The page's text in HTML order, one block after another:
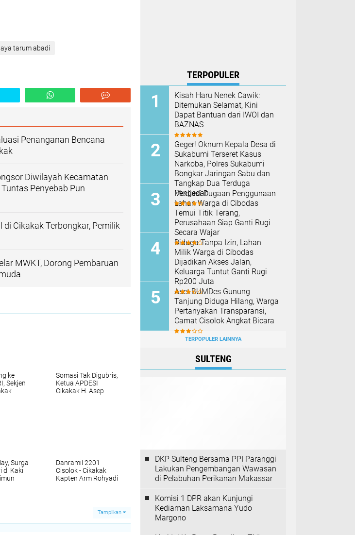
tarum abadi
Penanganan Bencana
Diwilayah Kecamatan
Penyebab Pun
Cikakak Terbongkar, Pemilik
MWKT, Dorong Pembaruan
ke
Sekjen
Somasi Tak Digubris,
Ketua APDESI
Cikakak H. Asep
Surga
di Kaki
Danramil 2201
Cisolok - Cikakak
Kapten Arm Rohyadi
Tampilkan
TERPOPULER
Kisah Haru Nenek Cawik:
Ditemukan Selamat, Kini
Dapat Bantuan dari IWOI dan
BAZNAS
Geger! Oknum Kepala Desa di
Sukabumi Terseret Kasus
Narkoba, Polres Sukabumi
Bongkar Jaringan Sabu dan
Tangkap Dua Terduga
Pengedar
Mediasi Dugaan Penggunaan
Lahan Warga di Cibodas
Temui Titik Terang,
Perusahaan Siap Ganti Rugi
Secara Wajar
Diduga Tanpa Izin, Lahan
Milik Warga di Cibodas
Dijadikan Akses Jalan,
Keluarga Tuntut Ganti Rugi
Rp200 Juta
Aset BUMDes Gunung
Tanjung Diduga Hilang, Warga
Pertanyakan Transparansi,
Camat Cisolok Angkat Bicara
TERPOPULER LAINNYA
SULTENG
DKP Sulteng Bersama PPI Paranggi
Lakukan Pengembangan Wawasan
di Pelabuhan Perikanan Makassar
Komisi 1 DPR akan Kunjungi
Kediaman Laksamana Yudo
Margono